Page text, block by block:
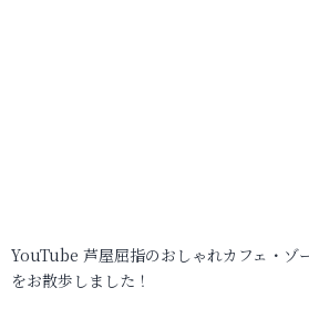
YouTube 芦屋屈指のおしゃれカフェ・ゾ
をお散歩しました！